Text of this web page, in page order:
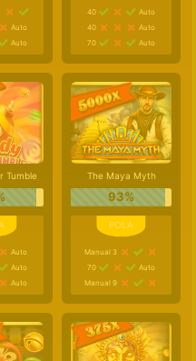
Auto
Auto
40
Auto
40
Auto
70
Auto
Tumble
Auto
Auto
Auto
The Maya Myth
93%
Manual 3
70
Auto
Manual 9